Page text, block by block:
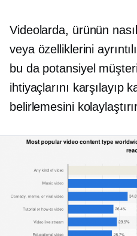
Videolarda, ürünün
veya özelliklerini
bu da potansiyel
ihtiyaçlarını karşılayıp
belirlemesini